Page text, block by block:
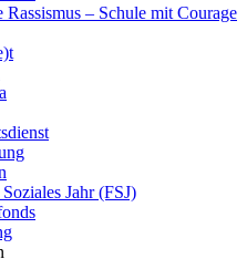
Rassismus – Schule mit Courage
Jahr (FSJ)